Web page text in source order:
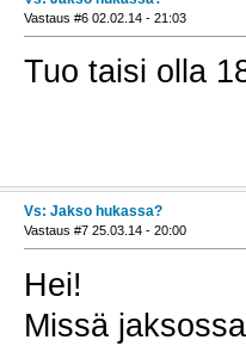
Vastaus #6 02.02.14 - 21:03
Tuo taisi olla
Vs: Jakso hukassa?
Vastaus #7 25.03.14 - 20:00
Hei!
Missä